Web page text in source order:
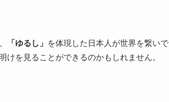
「ゆるし」
を体現した日本人が世界を繋いで
を見ることができるのかもしれません。